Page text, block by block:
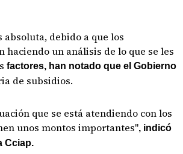
absoluta, debido a que los
haciendo un análisis de lo que se les
factores, han notado que el Gobierno
de subsidios.
que se está atendiendo con los
unos montos importantes", indicó
Cciap.